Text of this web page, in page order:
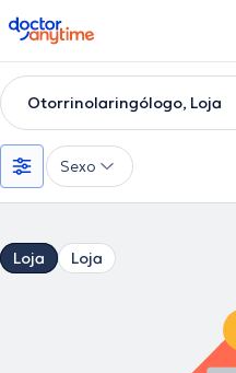
doctoranytime
Otorrinolaringólogo, Loja
Sexo
Loja Loja